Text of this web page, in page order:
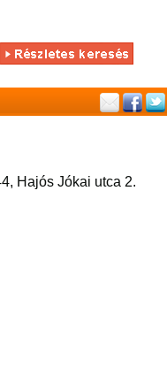
Hajós Jókai utca 2.